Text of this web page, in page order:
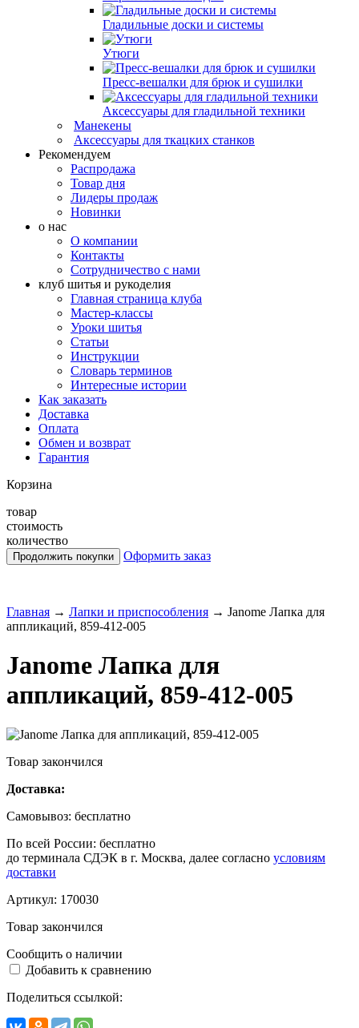
Гладильные доски и системы
Утюги
Пресс-вешалки для брюк и сушилки
Аксессуары для гладильной техники
Манекены
Аксессуары для ткацких станков
Рекомендуем
Распродажа
Товар дня
Лидеры продаж
Новинки
о нас
О компании
Контакты
Сотрудничество с нами
клуб шитья и рукоделия
Главная страница клуба
Мастер-классы
Уроки шитья
Статьи
Инструкции
Словарь терминов
Интересные истории
Как заказать
Доставка
Оплата
Обмен и возврат
Гарантия
Корзина
товар
стоимость
количество
Оформить заказ
Главная → Лапки и приспособления → Janome Лапка для
аппликаций, 859-412-005
Janome Лапка для
аппликаций, 859-412-005
Товар закончился
Доставка:
Самовывоз: бесплатно
По всей России: бесплатно
до терминала СДЭК в г. Москва, далее согласно условиям
доставки
Артикул: 170030
Товар закончился
Сообщить о наличии
Добавить к сравнению
Поделиться ссылкой: